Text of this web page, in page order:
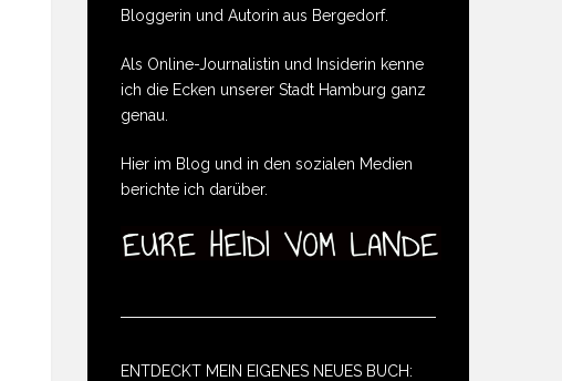
Bloggerin und Autorin aus Bergedorf.
Als Online-Journalistin und Insiderin kenne
ich die Ecken unserer Stadt Hamburg ganz
genau.
Hier im Blog und in den sozialen Medien
berichte ich darüber.
ENTDECKT MEIN EIGENES NEUES BUCH: